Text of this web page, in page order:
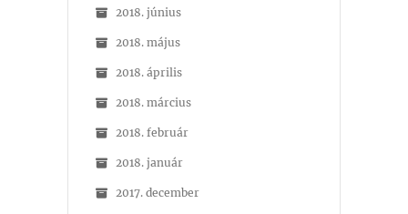
2018. június
2018. május
2018. április
2018. március
2018. február
2018. január
2017. december